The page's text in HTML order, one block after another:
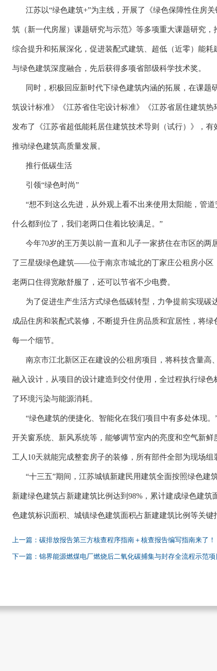
江苏以“绿色建筑+”为主线，开展了《绿色保障性住房
筑（新一代房屋）课题研究与示范》等多项重大课题研究
综合提升和拓展深化，促进装配式建筑、超低（近零）能
与绿色建筑深度融合，先后获得多项省部级科学技术奖。
同时，积极回应新时代下绿色建筑内涵的拓展，在课题
筑设计标准》《江苏省住宅设计标准》《江苏省居住建筑
发布了《江苏省超低能耗居住建筑技术导则（试行）》，
推动绿色建筑高质量发展。
推行低碳生活
引领“绿色时尚”
“想不到这么先进，从外观上看不出来使用太阳能，管
什么都到位了，我们老两口住着比较满足。”
今年70岁的王万美以前一直和儿子一家挤住在市区的两
了三星级绿色建筑——位于南京市城北的丁家庄公租房小区
老两口住得宽敞舒服了，还可以节省不少电费。
为了促进生产生活方式绿色低碳转型，力争提前实现碳
成品住房和装配式装修，不断提升住房品质和宜居性，将
每一个细节。
南京市江北新区正在建设的公租房项目，将科技含量高
融入设计，从项目的设计建造到交付使用，全过程执行绿
了环境污染与能源消耗。
“绿色建筑的便捷化、智能化在我们项目中有多处体现
开关窗系统、新风系统等，能够调节室内的亮度和空气新
工人10天就能完成整套房子的装修，所有部件全部为现场
“十三五”期间，江苏城镇新建民用建筑全面按照绿色建
新建绿色建筑占新建建筑比例达到98%，累计建成绿色建
色建筑标识面积、城镇绿色建筑面积占新建建筑比例等关键
上一篇：碳排放报告第三方核查程序指南＋核查报告编写指南来了！
下一篇：锦界能源燃煤电厂燃烧后二氧化碳捕集与封存全流程示范